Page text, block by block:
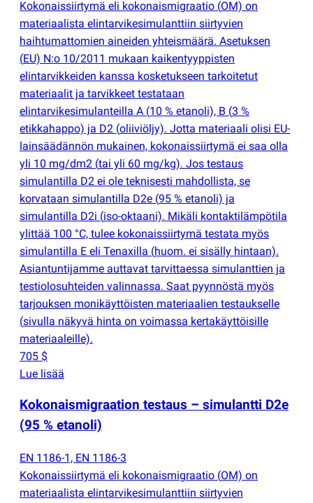
Kokonaissiirtymä eli kokonaismigraatio (OM) on
materiaalista elintarvikesimulanttiin siirtyvien
haihtumattomien aineiden yhteismäärä. Asetuksen
(EU) N:o 10/2011 mukaan kaikentyyppisten
elintarvikkeiden kanssa kosketukseen tarkoitetut
materiaalit ja tarvikkeet testataan
elintarvikesimulanteilla A (10 % etanoli), B (3 %
etikkahappo) ja D2 (oliiviöljy). Jotta materiaali olisi EU-
lainsäädännön mukainen, kokonaissiirtymä ei saa olla
yli 10 mg/dm2 (tai yli 60 mg/kg). Jos testaus
simulantilla D2 ei ole teknisesti mahdollista, se
korvataan simulantilla D2e (95 % etanoli) ja
simulantilla D2i (iso-oktaani). Mikäli kontaktilämpötila
ylittää 100 °C, tulee kokonaissiirtymä testata myös
simulantilla E eli Tenaxilla (huom. ei sisälly hintaan).
Asiantuntijamme auttavat tarvittaessa simulanttien ja
testiolosuhteiden valinnassa. Saat pyynnöstä myös
tarjouksen monikäyttöisten materiaalien testaukselle
(sivulla näkyvä hinta on voimassa kertakäyttöisille
materiaaleille).
705 $
Lue lisää
Kokonaismigraation testaus – simulantti D2e
(95 % etanoli)
EN 1186-1, EN 1186-3
Kokonaissiirtymä eli kokonaismigraatio (OM) on
materiaalista elintarvikesimulanttiin siirtyvien